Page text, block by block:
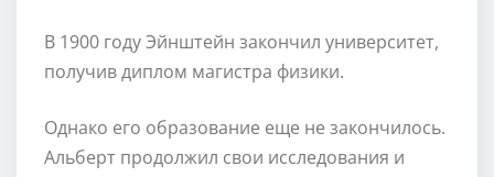
В 1900 году Эйнштейн закончил университет,
получив диплом магистра физики.
Однако его образование еще не закончилось.
Альберт продолжил свои исследования и